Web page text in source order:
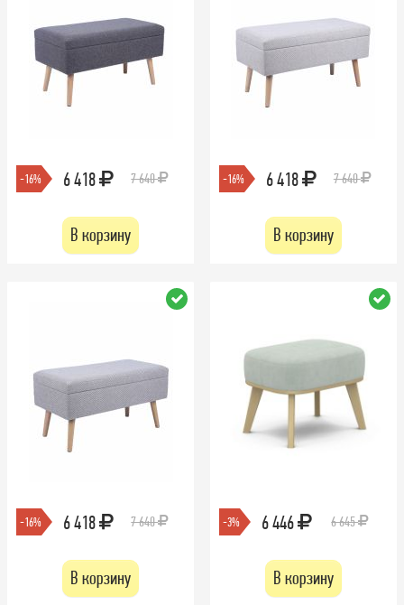
-16% 6 418 7 640
В корзину
-16% 6 418 7 640
В корзину
-16% 6 418 7 640
В корзину
-3% 6 446 6 645
В корзину